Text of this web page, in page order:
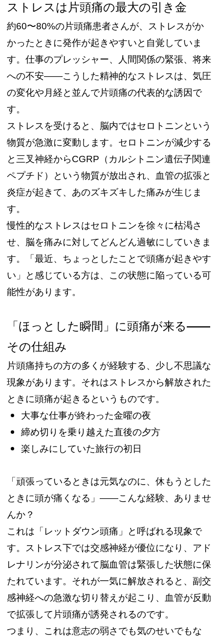
ストレスは片頭痛の最大の引き金
約60〜80%の片頭痛患者さんが、ストレスがか
かったときに発作が起きやすいと自覚していま
す。仕事のプレッシャー、人間関係の緊張、将来
への不安——こうした精神的なストレスは、気圧
の変化や月経と並んで片頭痛の代表的な誘因で
す。
ストレスを受けると、脳内ではセロトニンという
物質が急激に変動します。セロトニンが減少する
と三叉神経からCGRP（カルシトニン遺伝子関連
ペプチド）という物質が放出され、血管の拡張と
炎症が起きて、あのズキズキした痛みが生じま
す。
慢性的なストレスはセロトニンを徐々に枯渇さ
せ、脳を痛みに対してどんどん過敏にしていきま
す。「最近、ちょっとしたことで頭痛が起きやす
い」と感じている方は、この状態に陥っている可
能性があります。
「ほっとした瞬間」に頭痛が来る——
その仕組み
片頭痛持ちの方の多くが経験する、少し不思議な
現象があります。それはストレスから解放された
ときに頭痛が起きるというものです。
大事な仕事が終わった金曜の夜
締め切りを乗り越えた直後の夕方
楽しみにしていた旅行の初日
「頑張っているときは元気なのに、休もうとした
ときに頭が痛くなる」——こんな経験、ありませ
んか？
これは「レットダウン頭痛」と呼ばれる現象で
す。ストレス下では交感神経が優位になり、アド
レナリンが分泌されて脳血管は緊張した状態に保
たれています。それが一気に解放されると、副交
感神経への急激な切り替えが起こり、血管が反動
で拡張して片頭痛が誘発されるのです。
つまり、これは意志の弱さでも気のせいでもな